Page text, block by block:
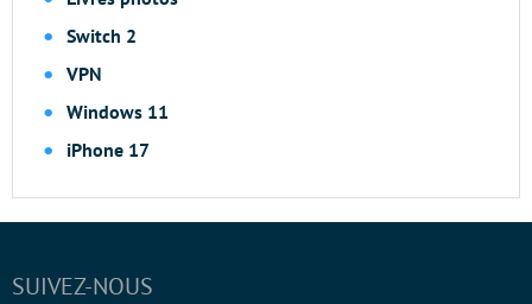
Switch 2
VPN
Windows 11
iPhone 17
SUIVEZ-NOUS